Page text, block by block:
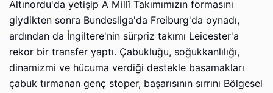
Altınordu'da yetişip A Millî Takımımızın formasını
giydikten sonra Bundesliga'da Freiburg'da oynadı,
ardından da İngiltere'nin sürpriz takımı Leicester'a
rekor bir transfer yaptı. Çabukluğu, soğukkanlılığı,
dinamizmi ve hücuma verdiği destekle basamakları
çabuk tırmanan genç stoper, başarısının sırrını Bölgesel